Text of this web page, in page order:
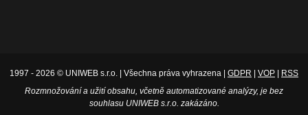
1997 - 2026 © UNIWEB s.r.o. | Všechna práva vyhrazena | GDPR VOP
RSS
Rozmnožování a užití obsahu, včetně automatizované analýzy, je bez
souhlasu UNIWEB s.r.o. zakázáno.